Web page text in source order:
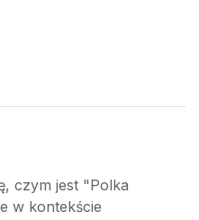
czym jest "Polka
w kontekście